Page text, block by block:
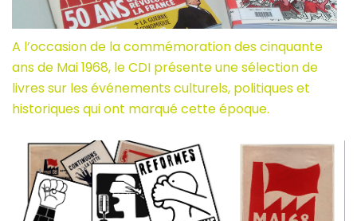
A l’occasion de la commémoration des cinquante
ans de Mai 1968, le CDI présente une sélection de
livres sur les événements culturels, politiques et
historiques qui ont marqué cette époque.